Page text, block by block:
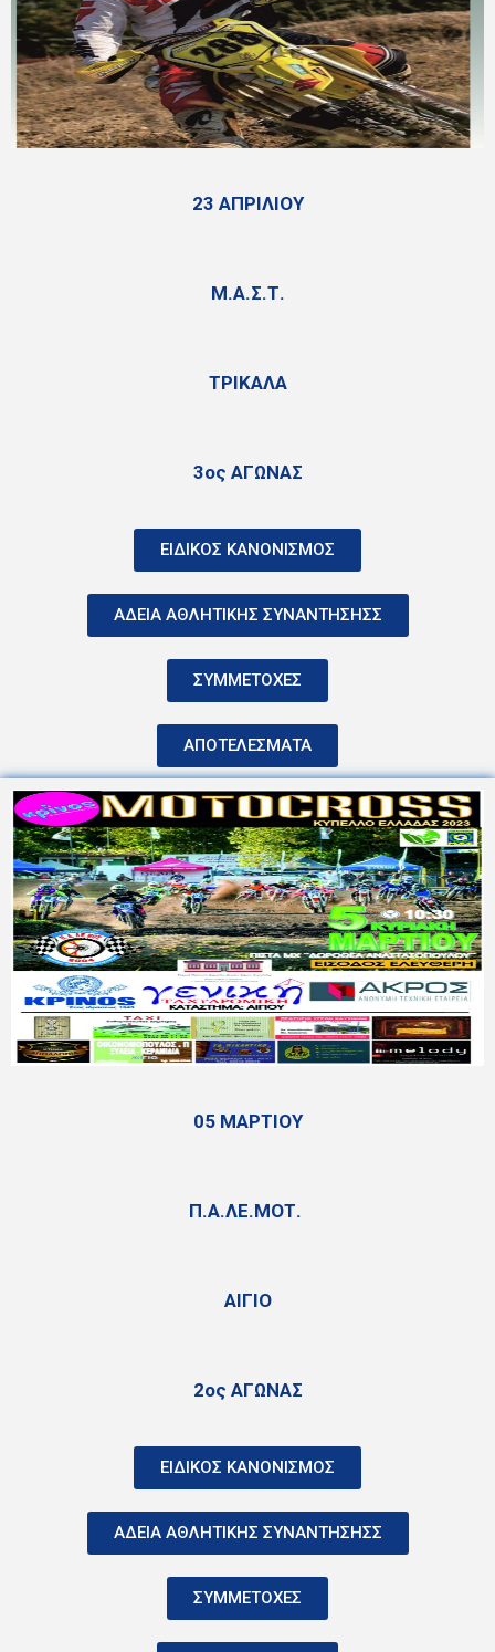
23 ΑΠΡΙΛΙΟΥ
Μ.Α.Σ.Τ.
ΤΡΙΚΑΛΑ
3ος ΑΓΩΝΑΣ
ΕΙΔΙΚΟΣ ΚΑΝΟΝΙΣΜΟΣ
ΑΔΕΙΑ ΑΘΛΗΤΙΚΗΣ ΣΥΝΑΝΤΗΣΗΣΣ
ΣΥΜΜΕΤΟΧΕΣ
ΑΠΟΤΕΛΕΣΜΑΤΑ
05 ΜΑΡΤΙΟΥ
Π.Α.ΛΕ.ΜΟΤ.
ΑΙΓΙΟ
2ος ΑΓΩΝΑΣ
ΕΙΔΙΚΟΣ ΚΑΝΟΝΙΣΜΟΣ
ΑΔΕΙΑ ΑΘΛΗΤΙΚΗΣ ΣΥΝΑΝΤΗΣΗΣΣ
ΣΥΜΜΕΤΟΧΕΣ